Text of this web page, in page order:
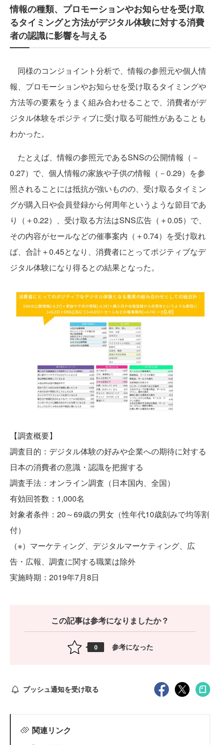
情報の種類、プロモーションやお知らせを受け取
るタイミングと方法がデジタル体験に対する消費
者の認識に影響を与える
同様のコンジョイント分析で、情報の参照元や個人情
報、プロモーションやお知らせを受け取るタイミングや
方法等の要素をうまく組み合わせることで、消費者がデ
ジタル体験をポジティブに受け取る可能性があることも
わかった。
たとえば、情報の参照元であるSNSの公開情報（－
0.27）で、個人情報の家族や子供の情報（－0.29）を参
照されることには抵抗が強いものの、受け取るタイミン
グが購入日や会員登録から何周年というような節目であ
り（＋0.22）、受け取る方法はSNS広告（＋0.05）で、
その内容がセールなどの催事案内（＋0.74）を受け取れ
ば、合計＋0.45となり、消費者にとってポジティブなデ
ジタル体験になり得るとの結果となった。
【調査概要】
調査目的：デジタル体験の好みや企業への期待に対する
日本の消費者の意識・認識を把握する
調査手法：オンライン調査（日本国内、全国）
有効回答数：1,000名
対象者条件：20～69歳の男女（性年代10歳刻みで均等割
付）
（※）マーケティング、デジタルマーケティング、広
告・広報、調査に関する職業は除外
実施時期：2019年7月8日
この記事は参考になりましたか？
0 参考になった
プッシュ通知を受け取る
関連リンク